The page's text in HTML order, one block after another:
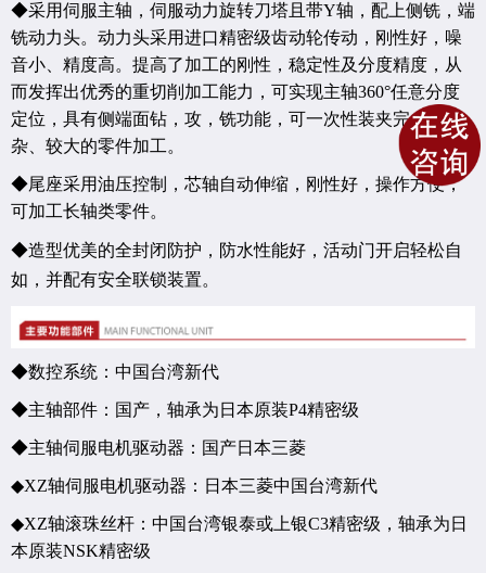
◆采用伺服主轴，伺服动力旋转刀塔且带Y轴，配上侧铣，端
铣动力头。 动力头采用进口精密级齿动轮传动，刚性好，噪
音小、精度高。 提高了加工的刚性，稳定性及分度精度，从
而发挥出优秀的重切削加工能力，可实现主轴360°任意分度
定位，具有侧端面钻，攻，铣功能，可一次性装夹完成较复
杂、较大的零件加工。
◆尾座采用油压控制，芯轴自动伸缩，刚性好，操作方便，
可加工长轴类零件。
◆造型优美的全封闭防护，防水性能好，活动门开启轻松自
如，并配有安全联锁装置。
◆数控系统：中国台湾新代
◆主轴部件：国产，轴承为日本原装P4精密级
◆主轴伺服电机驱动器：国产日本三菱
◆XZ轴伺服电机驱动器：日本三菱中国台湾新代
◆XZ轴滚珠丝杆：中国台湾银泰或上银C3精密级，轴承为日
本原装NSK精密级